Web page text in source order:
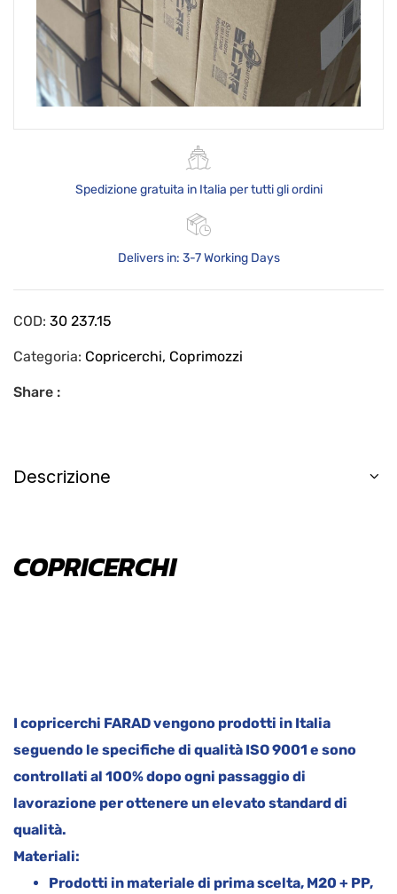
Spedizione gratuita in Italia per tutti gli ordini
Delivers in: 3-7 Working Days
COD: 30 237.15
Categoria: Copricerchi, Coprimozzi
Share :
Descrizione
COPRICERCHI
I copricerchi FARAD vengono prodotti in Italia
seguendo le specifiche di qualità ISO 9001 e sono
controllati al 100% dopo ogni passaggio di
lavorazione per ottenere un elevato standard di
qualità.
Materiali:
Prodotti in materiale di prima scelta, M20 + PP,